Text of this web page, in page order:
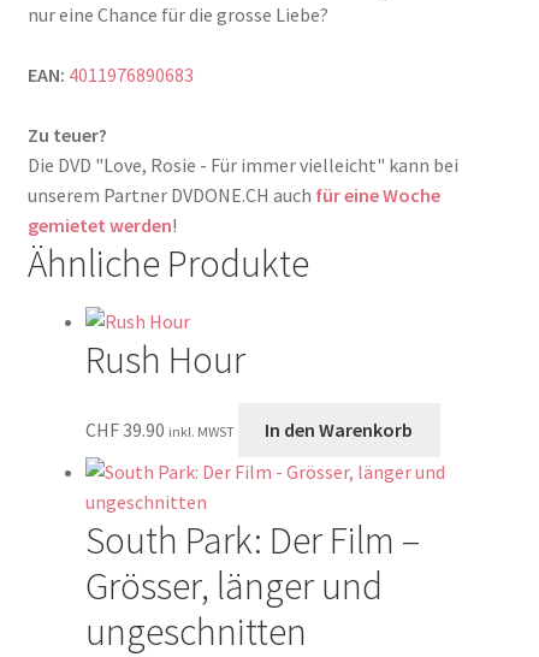
nur eine Chance für die grosse Liebe?
EAN: 4011976890683
Zu teuer?
Die DVD "Love, Rosie - Für immer vielleicht" kann bei
unserem Partner DVDONE.CH auch für eine Woche
gemietet werden!
Ähnliche Produkte
Rush Hour
CHF39.90 inkl. MWST In den Warenkorb
South Park: Der Film –
Grösser, länger und
ungeschnitten